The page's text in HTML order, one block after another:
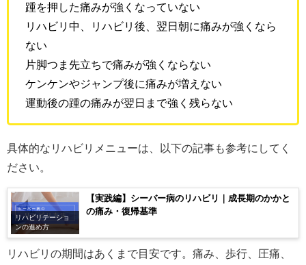
踵を押した痛みが強くなっていない
リハビリ中、リハビリ後、翌日朝に痛みが強くなら
ない
片脚つま先立ちで痛みが強くならない
ケンケンやジャンプ後に痛みが増えない
運動後の踵の痛みが翌日まで強く残らない
具体的なリハビリメニューは、以下の記事も参考にしてく
ださい。
リハビリテーショ
ンの進め方
【実践編】シーバー病のリハビリ｜成長期のかかと
の痛み・復帰基準
リハビリの期間はあくまで目安です。痛み、歩行、圧痛、